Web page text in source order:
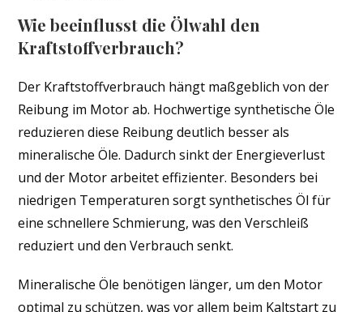
Wie beeinflusst die Ölwahl den
Kraftstoffverbrauch?
Der Kraftstoffverbrauch hängt maßgeblich von der
Reibung im Motor ab. Hochwertige synthetische Öle
reduzieren diese Reibung deutlich besser als
mineralische Öle. Dadurch sinkt der Energieverlust
und der Motor arbeitet effizienter. Besonders bei
niedrigen Temperaturen sorgt synthetisches Öl für
eine schnellere Schmierung, was den Verschleiß
reduziert und den Verbrauch senkt.
Mineralische Öle benötigen länger, um den Motor
optimal zu schützen, was vor allem beim Kaltstart zu